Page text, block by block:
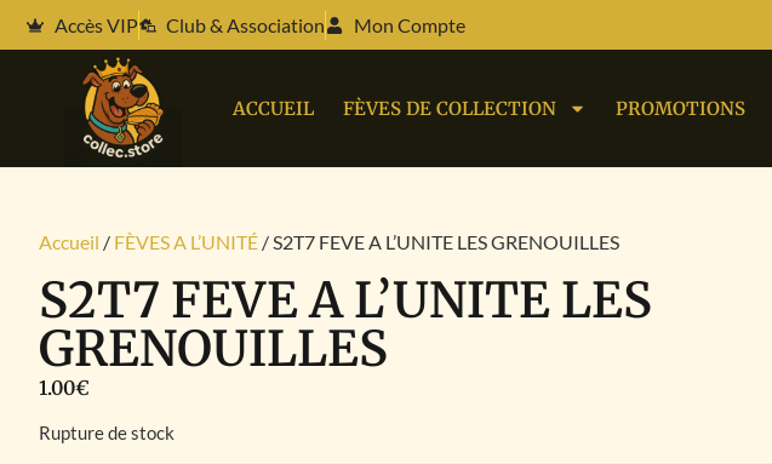
Accès VIP Club & Association Mon Compte
ACCUEIL FÈVES DE COLLECTION PROMOTIONS
Accueil / FÈVES A L’UNITÉ / S2T7 FEVE A L’UNITE LES GRENOUILLES
S2T7 FEVE A L’UNITE LES
GRENOUILLES
1.00€
Rupture de stock